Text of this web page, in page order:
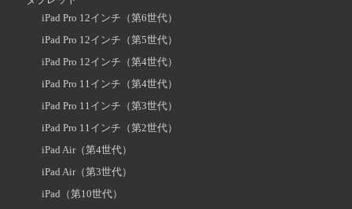
iPad Pro 12インチ（第6世代）
iPad Pro 12インチ（第5世代）
iPad Pro 12インチ（第4世代）
iPad Pro 11インチ（第4世代）
iPad Pro 11インチ（第3世代）
iPad Pro 11インチ（第2世代）
iPad Air（第4世代）
iPad Air（第3世代）
iPad（第10世代）